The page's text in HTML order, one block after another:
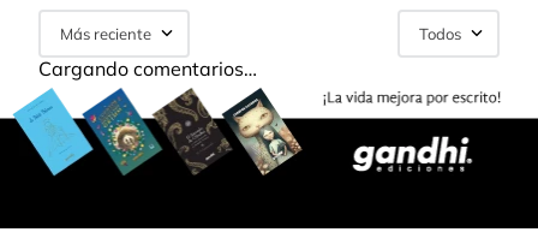
Más reciente Todos
Cargando comentarios…